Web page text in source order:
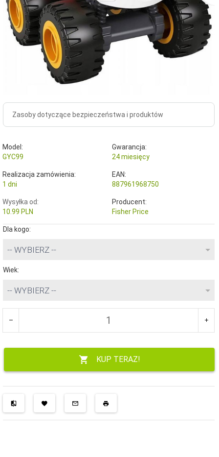
Zasoby dotyczące bezpieczeństwa i produktów
Model:
GYC99
Gwarancja:
24 miesięcy
Realizacja zamówienia:
1 dni
EAN:
887961968750
Wysyłka od:
10.99 PLN
Producent:
Fisher Price
Dla kogo:
-- WYBIERZ --
Wiek:
-- WYBIERZ --
KUP TERAZ!